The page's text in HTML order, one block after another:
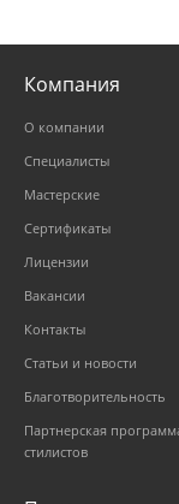
Компания
О компании
Специалисты
Мастерские
Сертификаты
Лицензии
Вакансии
Контакты
Статьи и новости
Благотворительность
Партнерская
стилистов